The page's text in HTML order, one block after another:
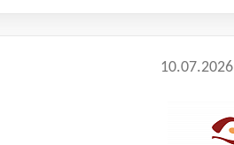
10.07.2026